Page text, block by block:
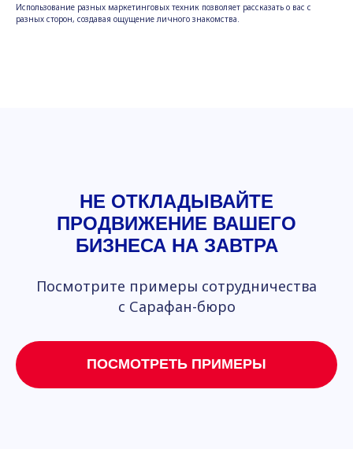
Использование разных маркетинговых техник позволяет рассказать о вас с
разных сторон, создавая ощущение личного знакомства.
НЕ ОТКЛАДЫВАЙТЕ
ПРОДВИЖЕНИЕ ВАШЕГО
БИЗНЕСА НА ЗАВТРА
Посмотрите примеры сотрудничества
с Сарафан-бюро
ПОСМОТРЕТЬ ПРИМЕРЫ